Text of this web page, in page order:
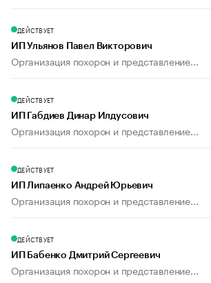
ДЕЙСТВУЕТ
ИП Ульянов Павел Викторович
Организация похорон и представление...
ДЕЙСТВУЕТ
ИП Габдиев Динар Илдусович
Организация похорон и представление...
ДЕЙСТВУЕТ
ИП Липаенко Андрей Юрьевич
Организация похорон и представление...
ДЕЙСТВУЕТ
ИП Бабенко Дмитрий Сергеевич
Организация похорон и представление...